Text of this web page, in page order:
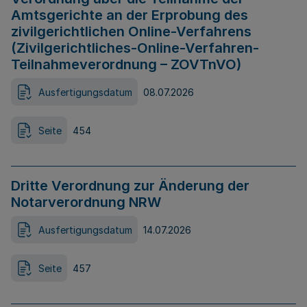
Amtsgerichte an der Erprobung des
zivilgerichtlichen Online-Verfahrens
(Zivilgerichtliches-Online-Verfahren-
Teilnahmeverordnung – ZOVTnVO)
Ausfertigungsdatum 08.07.2026
Seite 454
Dritte Verordnung zur Änderung der
Notarverordnung NRW
Ausfertigungsdatum 14.07.2026
Seite 457